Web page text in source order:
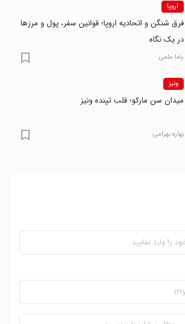
اروپا
فرق شنگن و اتحادیه اروپا؛ قوانین سفر، پول و مرزها
در یک نگاه
رضا علمی
ونیز
میدان سن مارکو؛ قلب تپنده ونیز
بهاره بهرامی